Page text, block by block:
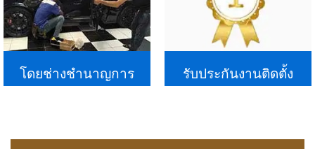
โดยช่างชำนาญการ รับประกันงานติดตั้ง